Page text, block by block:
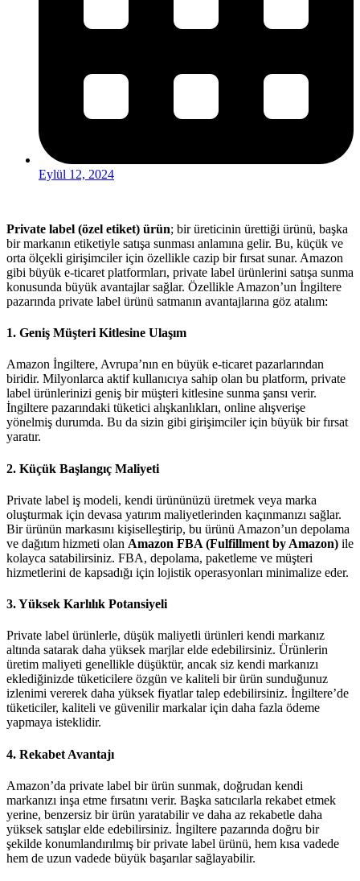
Eylül 12, 2024
Private label (özel etiket) ürün; bir üreticinin ürettiği ürünü, başka
bir markanın etiketiyle satışa sunması anlamına gelir. Bu, küçük ve
orta ölçekli girişimciler için özellikle cazip bir fırsat sunar. Amazon
gibi büyük e-ticaret platformları, private label ürünlerini satışa sunma
konusunda büyük avantajlar sağlar. Özellikle Amazon’un İngiltere
pazarında private label ürünü satmanın avantajlarına göz atalım:
1. Geniş Müşteri Kitlesine Ulaşım
Amazon İngiltere, Avrupa’nın en büyük e-ticaret pazarlarından
biridir. Milyonlarca aktif kullanıcıya sahip olan bu platform, private
label ürünlerinizi geniş bir müşteri kitlesine sunma şansı verir.
İngiltere pazarındaki tüketici alışkanlıkları, online alışverişe
yönelmiş durumda. Bu da sizin gibi girişimciler için büyük bir fırsat
yaratır.
2. Küçük Başlangıç Maliyeti
Private label iş modeli, kendi ürününüzü üretmek veya marka
oluşturmak için devasa yatırım maliyetlerinden kaçınmanızı sağlar.
Bir ürünün markasını kişiselleştirip, bu ürünü Amazon’un depolama
ve dağıtım hizmeti olan Amazon FBA (Fulfillment by Amazon) ile
kolayca satabilirsiniz. FBA, depolama, paketleme ve müşteri
hizmetlerini de kapsadığı için lojistik operasyonları minimalize eder.
3.Yüksek Karlılık Potansiyeli
Private label ürünlerle, düşük maliyetli ürünleri kendi markanız
altında satarak daha yüksek marjlar elde edebilirsiniz. Ürünlerin
üretim maliyeti genellikle düşüktür, ancak siz kendi markanızı
eklediğinizde tüketicilere özgün ve kaliteli bir ürün sunduğunuz
izlenimi vererek daha yüksek fiyatlar talep edebilirsiniz. İngiltere’de
tüketiciler, kaliteli ve güvenilir markalar için daha fazla ödeme
yapmaya isteklidir.
4. Rekabet Avantajı
Amazon’da private label bir ürün sunmak, doğrudan kendi
markanızı inşa etme fırsatını verir. Başka satıcılarla rekabet etmek
yerine, benzersiz bir ürün yaratabilir ve daha az rekabetle daha
yüksek satışlar elde edebilirsiniz. İngiltere pazarında doğru bir
şekilde konumlandırılmış bir private label ürünü, hem kısa vadede
hem de uzun vadede büyük başarılar sağlayabilir.